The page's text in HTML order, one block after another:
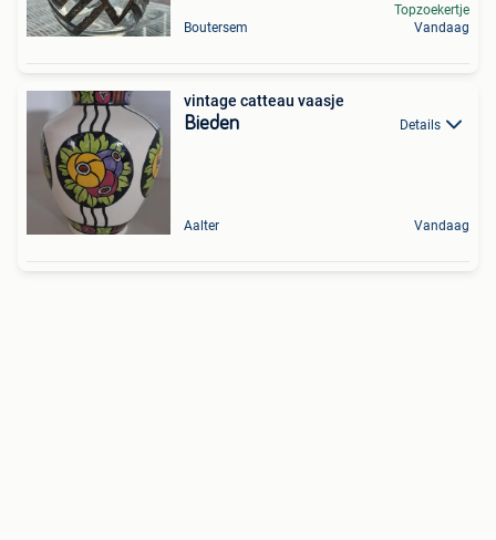
Boutersem
Topzoekertje
Vandaag
vintage catteau vaasje
Bieden Details
Aalter Vandaag